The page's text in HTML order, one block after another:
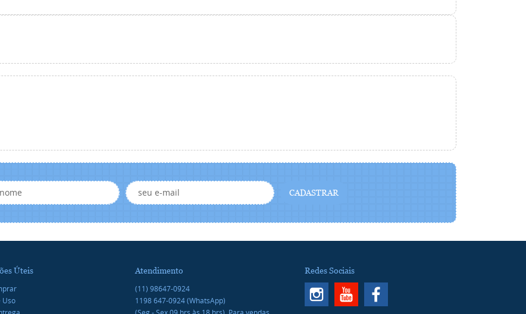
CADASTRAR
Úteis
Uso
Atendimento
(11) 98647-0924
1198647-0924(WhatsApp)
Redes Sociais